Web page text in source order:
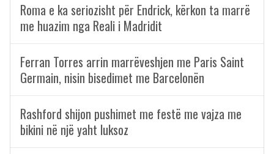
Roma e ka seriozisht për Endrick, kërkon ta marrë
me huazim nga Reali i Madridit
Ferran Torres arrin marrëveshjen me Paris Saint
Germain, nisin bisedimet me Barcelonën
Rashford shijon pushimet me festë me vajza me
bikini në një yaht luksoz